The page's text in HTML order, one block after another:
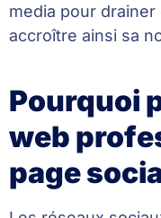
media pour
accroître ainsi sa
Pourquoi
web
page